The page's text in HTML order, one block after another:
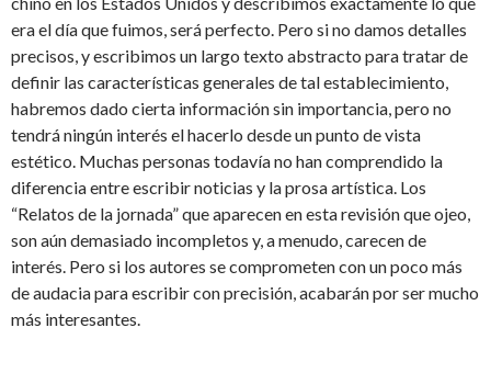
era el día que fuimos, será perfecto. Pero si no damos detalles
precisos, y escribimos un largo texto abstracto para tratar de
definir las características generales de tal establecimiento,
habremos dado cierta información sin importancia, pero no
tendrá ningún interés el hacerlo desde un punto de vista
estético. Muchas personas todavía no han comprendido la
diferencia entre escribir noticias y la prosa artística. Los
“Relatos de la jornada” que aparecen en esta revisión que ojeo,
son aún demasiado incompletos y, a menudo, carecen de
interés. Pero si los autores se comprometen con un poco más
de audacia para escribir con precisión, acabarán por ser mucho
más interesantes.